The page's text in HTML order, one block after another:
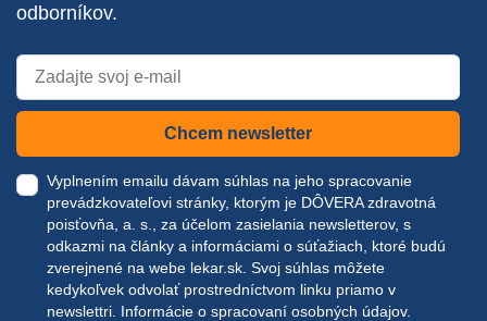
odborníkov.
Chcem newsletter
Vyplnením emailu dávam súhlas na jeho spracovanie
prevádzkovateľovi stránky, ktorým je DÔVERA zdravotná
poisťovňa, a. s., za účelom zasielania newsletterov, s
odkazmi na články a informáciami o súťažiach, ktoré budú
zverejnené na webe lekar.sk . Svoj súhlas môžete
kedykoľvek odvolať prostredníctvom linku priamo v
newslettri. Informácie o spracovaní osobných údajov.